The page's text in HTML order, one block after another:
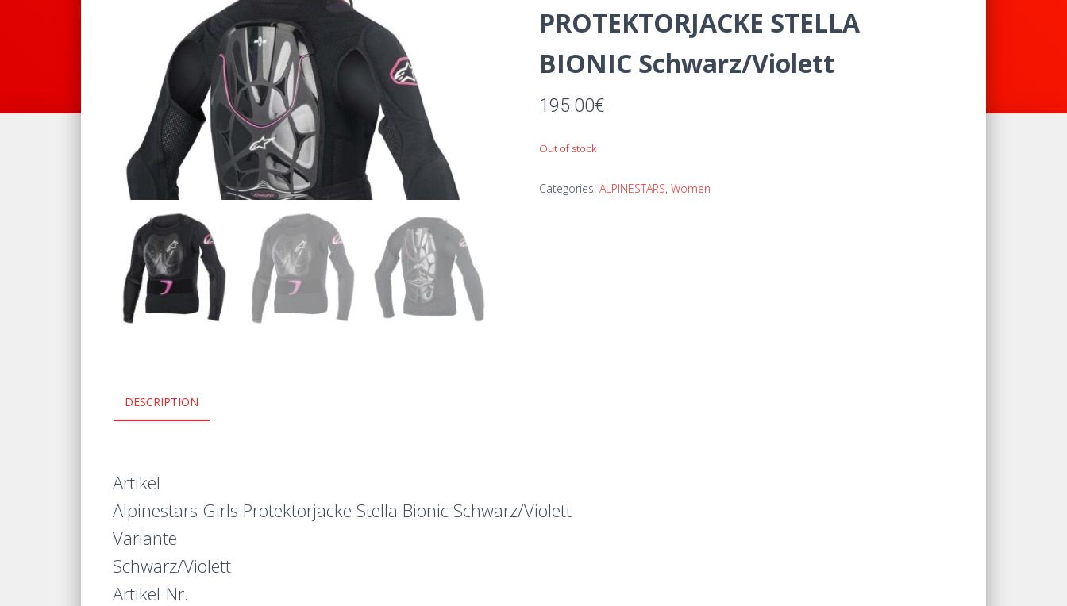
PROTEKTORJACKE STELLA
BIONIC Schwarz/Violett
195.00€
Out of stock
Categories: ALPINESTARS, Women
DESCRIPTION
Artikel
Alpinestars Girls Protektorjacke Stella Bionic Schwarz/Violett
Variante
Schwarz/Violett
Artikel-Nr.